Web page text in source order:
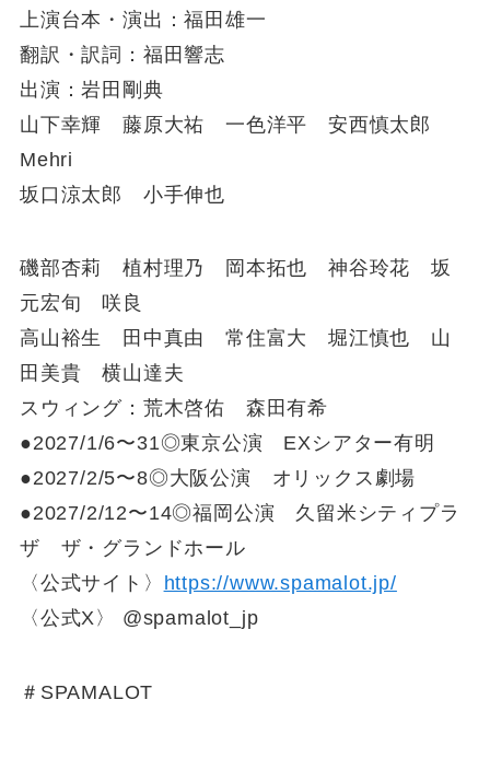
上演台本・演出：福田雄一
翻訳・訳詞：福田響志
出演：岩田剛典
山下幸輝 藤原大祐 一色洋平 安西慎太郎
Mehri
坂口涼太郎 小手伸也
磯部杏莉 植村理乃 岡本拓也 神谷玲花 坂
元宏旬 咲良
高山裕生 田中真由 常住富大 堀江慎也 山
田美貴 横山達夫
スウィング：荒木啓佑 森田有希
●2027/1/6〜31◎東京公演 EXシアター有明
●2027/2/5〜8◎大阪公演 オリックス劇場
●2027/2/12〜14◎福岡公演 久留米シティプラ
ザ ザ・グランドホール
〈公式サイト〉
https://www.spamalot.jp/
〈公式X〉 @spamalot_jp
＃SPAMALOT